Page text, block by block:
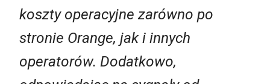
koszty operacyjne zarówno po
stronie Orange, jak i innych
operatorów. Dodatkowo,